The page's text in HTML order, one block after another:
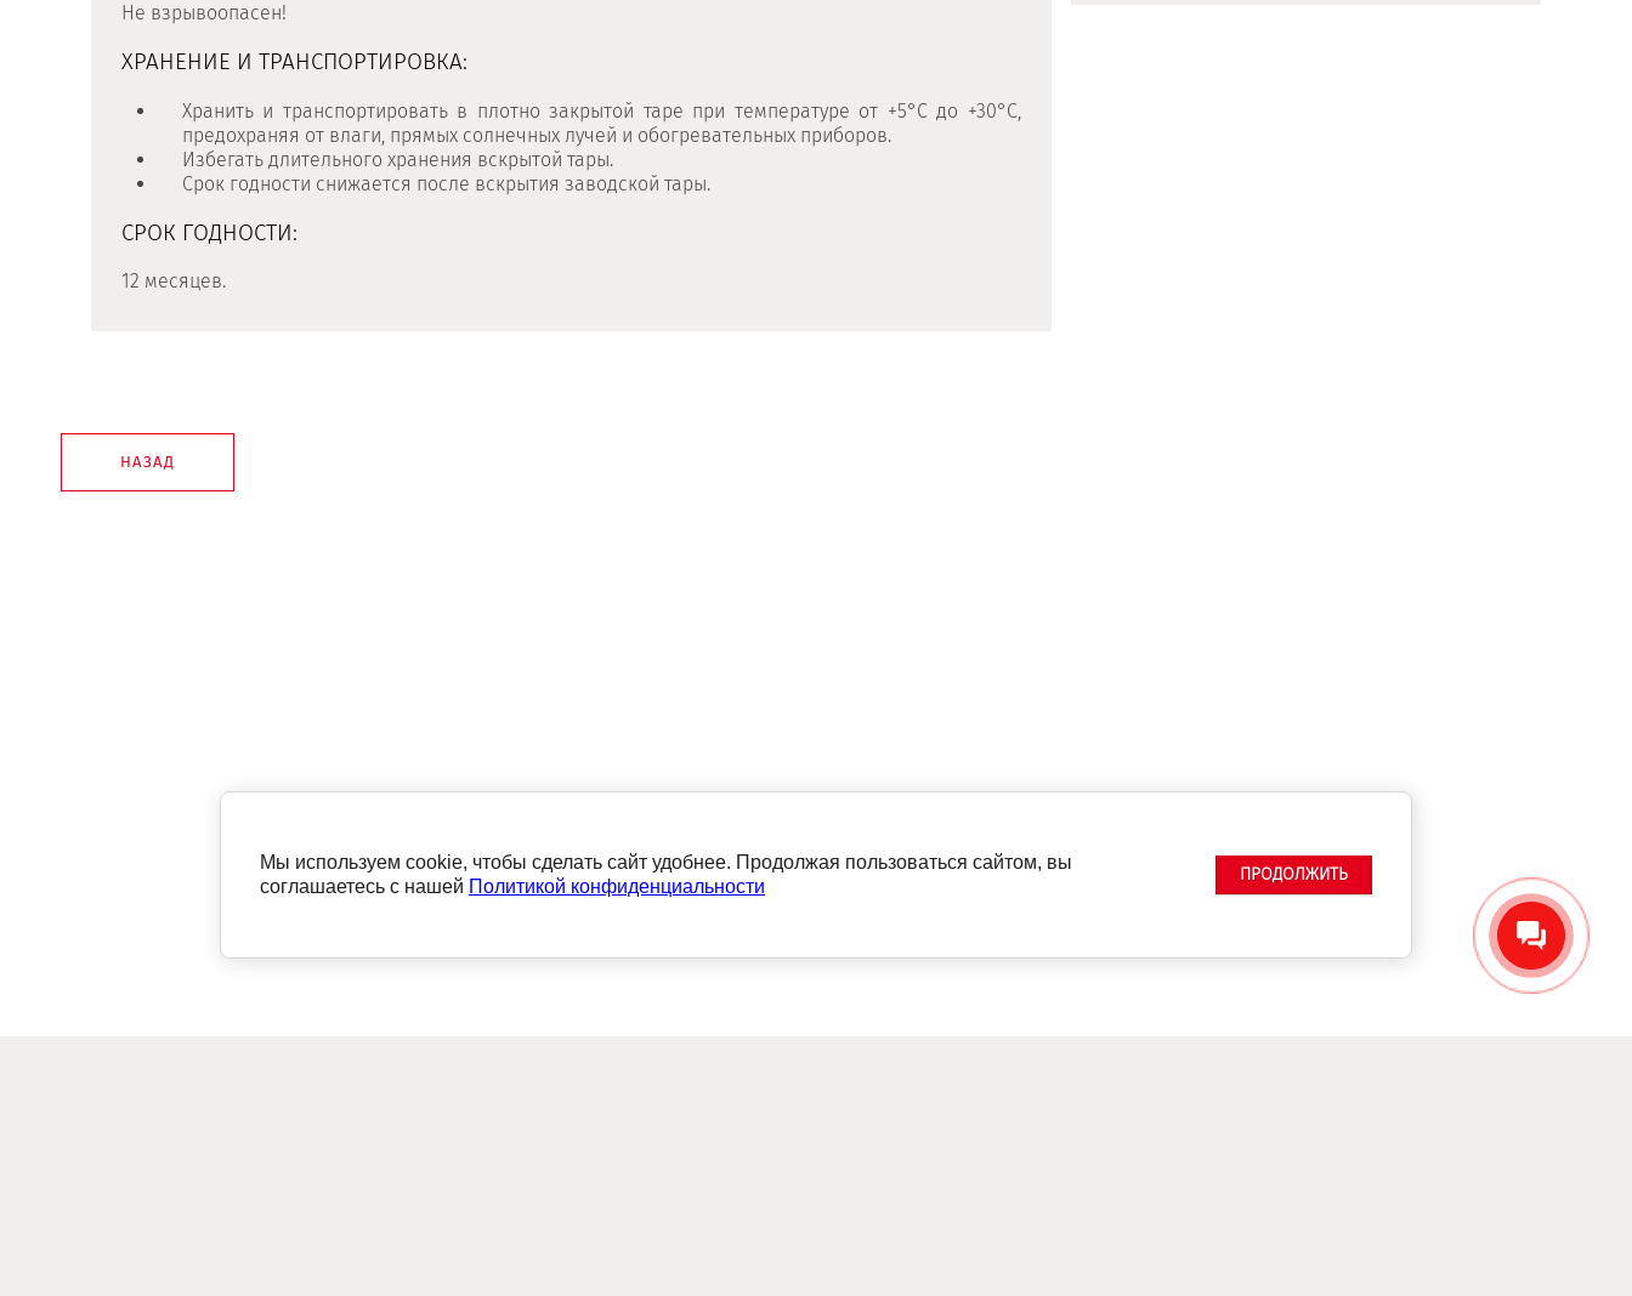
Не взрывоопасен!
ХРАНЕНИЕ И ТРАНСПОРТИРОВКА:
Хранить и транспортировать в плотно закрытой таре при температуре от +5°С до +30°С,
предохраняя от влаги, прямых солнечных лучей и обогревательных приборов.
Избегать длительного хранения вскрытой тары.
Срок годности снижается после вскрытия заводской тары.
СРОК ГОДНОСТИ:
12 месяцев.
НАЗАД
Мы используем cookie, чтобы сделать сайт удобнее. Продолжая пользоваться сайтом, вы
соглашаетесь с нашей Политикой конфиденциальности
ПРОДОЛЖИТЬ